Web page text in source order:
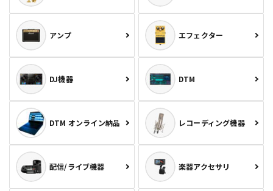
アンプ エフェクター
DJ機器 DTM
DTM オンライン納品 レコーディング機器
配信/ライブ機器 楽器アクセサリ